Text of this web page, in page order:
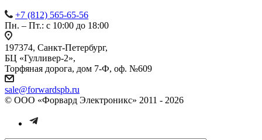
+7 (812) 565-65-56
Пн. – Пт.: с 10:00 до 18:00
197374, Санкт-Петербург,
БЦ «Гулливер-2»,
Торфяная дорога, дом 7-Ф, оф. №609
sale@forwardspb.ru
© ООО «Форвард Электроникс» 2011 - 2026